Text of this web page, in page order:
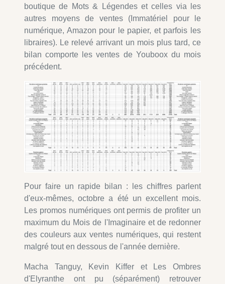
boutique de Mots & Légendes et celles via les
autres moyens de ventes (Immatériel pour le
numérique, Amazon pour le papier, et parfois les
libraires). Le relevé arrivant un mois plus tard, ce
bilan comporte les ventes de Youboox du mois
précédent.
Pour faire un rapide bilan : les chiffres parlent
d'eux-mêmes, octobre a été un excellent mois.
Les promos numériques ont permis de profiter un
maximum du Mois de l'Imaginaire et de redonner
des couleurs aux ventes numériques, qui restent
malgré tout en dessous de l'année dernière.
Macha Tanguy, Kevin Kiffer et Les Ombres
d'Elyranthe ont pu (séparément) retrouver